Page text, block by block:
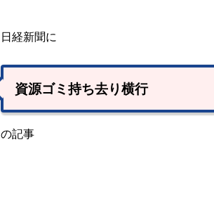
日経新聞に
資源ゴミ持ち去り横行
の記事